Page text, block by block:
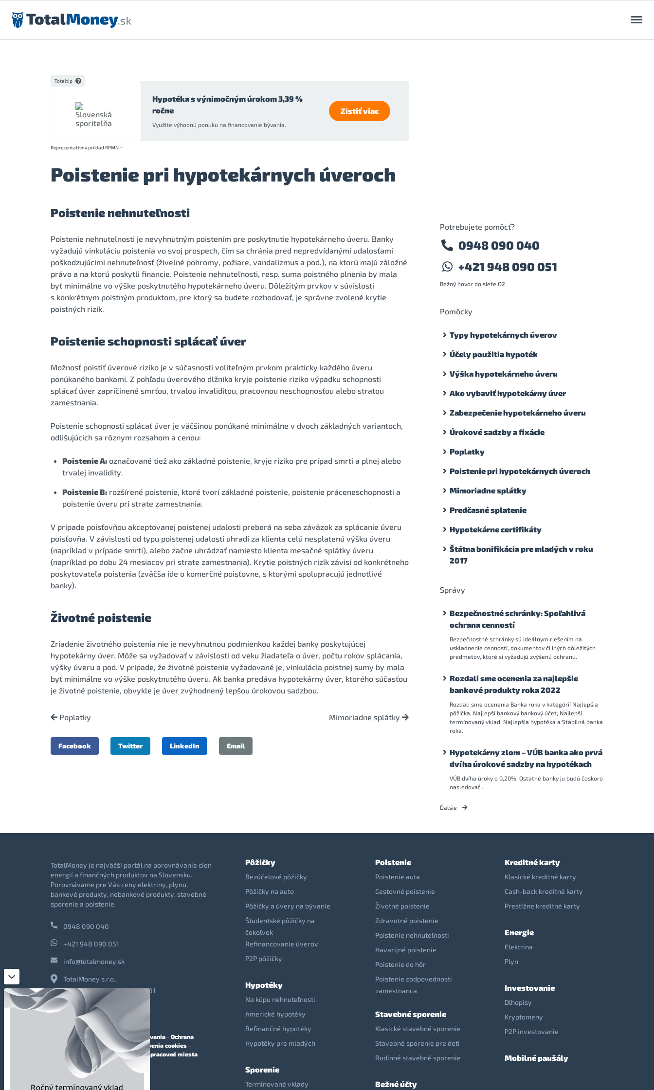
Preskočiť na obsah
Totaltip
Hypotéka s výnimočným úrokom 3,39 %
ročne
Využite výhodnú ponuku na financovanie bývania.
Zistiť viac
Reprezentatívny príklad RPMN
Poistenie pri hypotekárnych úveroch
Poistenie nehnuteľnosti
Poistenie nehnuteľnosti je nevyhnutným poistením pre poskytnutie hypotekárneho úveru. Banky
vyžadujú vinkuláciu poistenia vo svoj prospech, čím sa chránia pred nepredvídanými udalosťami
poškodzujúcimi nehnuteľnosť (živelné pohromy, požiare, vandalizmus a pod.), na ktorú majú záložné
právo a na ktorú poskytli financie. Poistenie nehnuteľnosti, resp. suma poistného plnenia by mala
byť minimálne vo výške poskytnutého hypotekárneho úveru. Dôležitým prvkov v súvislosti
s konkrétnym poistným produktom, pre ktorý sa budete rozhodovať, je správne zvolené krytie
poistných rizík.
Poistenie schopnosti splácať úver
Možnosť poistiť úverové riziko je v súčasnosti voliteľným prvkom prakticky každého úveru
ponúkaného bankami. Z pohľadu úverového dlžníka kryje poistenie riziko výpadku schopnosti
splácať úver zapríčinené smrťou, trvalou invaliditou, pracovnou neschopnosťou alebo stratou
zamestnania.
Poistenie schopnosti splácať úver je väčšinou ponúkané minimálne v dvoch základných variantoch,
odlišujúcich sa rôznym rozsahom a cenou:
Poistenie A: označované tiež ako základné poistenie, kryje riziko pre prípad smrti a plnej alebo
trvalej invalidity.
Poistenie B: rozšírené poistenie, ktoré tvorí základné poistenie, poistenie práceneschopnosti a
poistenie úveru pri strate zamestnania.
V prípade poisťovňou akceptovanej poistenej udalosti preberá na seba záväzok za splácanie úveru
poisťovňa. V závislosti od typu poistenej udalosti uhradí za klienta celú nesplatenú výšku úveru
(napríklad v prípade smrti), alebo začne uhrádzať namiesto klienta mesačné splátky úveru
(napríklad po dobu 24 mesiacov pri strate zamestnania). Krytie poistných rizík závisí od konkrétneho
poskytovateľa poistenia (zväčša ide o komerčné poisťovne, s ktorými spolupracujú jednotlivé
banky).
Životné poistenie
Zriadenie životného poistenia nie je nevyhnutnou podmienkou každej banky poskytujúcej
hypotekárny úver. Môže sa vyžadovať v závislosti od veku žiadateľa o úver, počtu rokov splácania,
výšky úveru a pod. V prípade, že životné poistenie vyžadované je, vinkulácia poistnej sumy by mala
byť minimálne vo výške poskytnutého úveru. Ak banka predáva hypotekárny úver, ktorého súčasťou
je životné poistenie, obvykle je úver zvýhodnený lepšou úrokovou sadzbou.
Poplatky Mimoriadne splátky
Facebook Twitter LinkedIn Email
Potrebujete pomôcť?
0948 090 040
+421 948 090 051
Bežný hovor do siete O2
Pomôcky
Typy hypotekárnych úverov
Účely použitia hypoték
Výška hypotekárneho úveru
Ako vybaviť hypotekárny úver
Zabezpečenie hypotekárneho úveru
Úrokové sadzby a fixácie
Poplatky
Poistenie pri hypotekárnych úveroch
Mimoriadne splátky
Predčasné splatenie
Hypotekárne certifikáty
Štátna bonifikácia pre mladých v roku
2017
Správy
Bezpečnostné schránky: Spoľahlivá
ochrana cenností
Bezpečnostné schránky sú ideálnym riešením na
uskladnenie cenností, dokumentov či iných dôležitých
predmetov, ktoré si vyžadujú zvýšenú ochranu.
Rozdali sme ocenenia za najlepšie
bankové produkty roka 2022
Rozdali sme ocenenia Banka roka v kategórií Najlepšia
pôžička, Najlepší bankový bankový účet, Najlepší
termínovaný vklad, Najlepšia hypotéka a Stabilná banka
roka.
Hypotekárny zlom – VÚB banka ako prvá
dvíha úrokové sadzby na hypotékach
VÚB dvíha úroky o 0,20%. Ostatné banky ju budú čoskoro
nasledovať .
Ďalšie
Pôžičky
Bezúčelové pôžičky
Pôžičky na auto
Pôžičky a úvery na bývanie
Študentské pôžičky na
čokoľvek
Refinancovanie úverov
P2P pôžičky
Hypotéky
Na kúpu nehnuteľnosti
Americké hypotéky
Refinančné hypotéky
Hypotéky pre mladých
Sporenie
Termínované vklady
Poistenie
Poistenie auta
Cestovné poistenie
Životné poistenie
Zdravotné poistenie
Poistenie nehnuteľnosti
Havarijné poistenie
Poistenie do hôr
Poistenie zodpovednosti
zamestnanca
Stavebné sporenie
Klasické stavebné sporenie
Stavebné sporenie pre deti
Rodinné stavebné sporenie
Bežné účty
Kreditné karty
Klasické kreditné karty
Cash-back kreditné karty
Prestížne kreditné karty
Energie
Elektrina
Plyn
Investovanie
Dlhopisy
Kryptomeny
P2P investovanie
Mobilné paušály
TotalMoney je najväčší portál na porovnávanie cien
energií a finančných produktov na Slovensku.
Porovnávame pre Vás ceny elektriny, plynu,
bankové produkty, nebankové produkty, stavebné
sporenie a poistenie.
0948 090 040
+421 948 090 051
info@totalmoney.sk
TotalMoney s.r.o.,
Levočská 866, Poprad, 058 01
-Reklama- Podmienky používania - Ochrana
osobných údajov-Cookies Nastavenia cookies -
Finančné sprostredkovanie-Voľné pracovné miesta
Affiliate - partnerský program